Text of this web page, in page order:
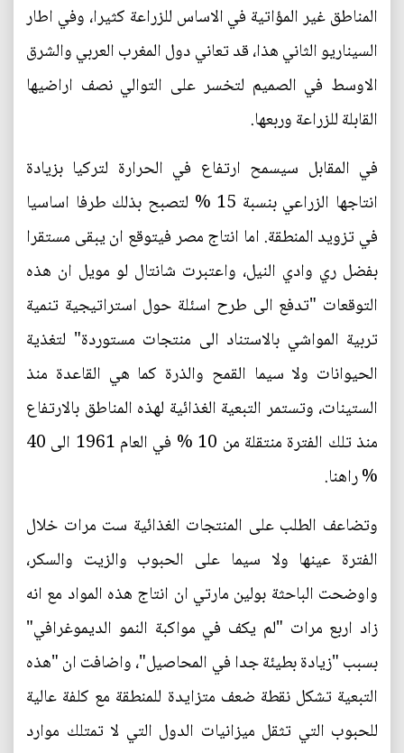
المناطق غير المؤاتية في الاساس للزراعة كثيرا، وفي اطار
السيناريو الثاني هذا، قد تعاني دول المغرب العربي والشرق
الاوسط في الصميم لتخسر على التوالي نصف اراضيها
القابلة للزراعة وربعها.
في المقابل سيسمح ارتفاع في الحرارة لتركيا بزيادة
انتاجها الزراعي بنسبة 15 % لتصبح بذلك طرفا اساسيا
في تزويد المنطقة. اما انتاج مصر فيتوقع ان يبقى مستقرا
بفضل ري وادي النيل، واعتبرت شانتال لو مويل ان هذه
التوقعات "تدفع الى طرح اسئلة حول استراتيجية تنمية
تربية المواشي بالاستناد الى منتجات مستوردة" لتغذية
الحيوانات ولا سيما القمح والذرة كما هي القاعدة منذ
الستينات، وتستمر التبعية الغذائية لهذه المناطق بالارتفاع
منذ تلك الفترة منتقلة من 10 % في العام 1961 الى 40
% راهنا.
وتضاعف الطلب على المنتجات الغذائية ست مرات خلال
الفترة عينها ولا سيما على الحبوب والزيت والسكر،
واوضحت الباحثة بولين مارتي ان انتاج هذه المواد مع انه
زاد اربع مرات "لم يكف في مواكبة النمو الديموغرافي"
بسبب "زيادة بطيئة جدا في المحاصيل"، واضافت ان "هذه
التبعية تشكل نقطة ضعف متزايدة للمنطقة مع كلفة عالية
للحبوب التي تثقل ميزانيات الدول التي لا تمتلك موارد